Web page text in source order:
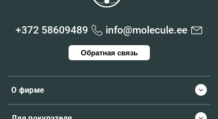
О фирме
+372 58609489 info@molecule.ee
Обратная связь